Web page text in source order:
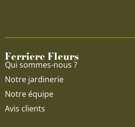
Ferriere Fleurs
Qui sommes-nous ?
Notre jardinerie
Notre équipe
Avis clients